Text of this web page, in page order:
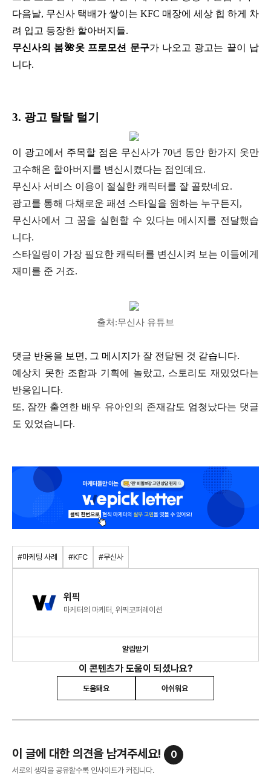
다음날, 무신사 택배가 쌓이는 KFC 매장에 세상 힙 하게 차
려 입고 등장한 할아버지들.
무신사의 봄🌺옷 프로모션 문구가 나오고 광고는 끝이 납
니다.
3. 광고 탈탈 털기
이 광고에서 주목할 점은 무신사가 70년 동안 한가지 옷만
고수해온 할아버지를 변신시켰다는 점인데요.
무신사 서비스 이용이 절실한 캐릭터를 잘 골랐네요.
광고를 통해 다채로운 패션 스타일을 원하는 누구든지,
무신사에서 그 꿈을 실현할 수 있다는 메시지를 전달했습
니다.
스타일링이 가장 필요한 캐릭터를 변신시켜 보는 이들에게
재미를 준 거죠.
출처:무신사 유튜브
댓글 반응을 보면, 그 메시지가 잘 전달된 것 같습니다.
예상치 못한 조합과 기획에 놀랐고, 스토리도 재밌었다는
반응입니다.
또, 잠깐 출연한 배우 유아인의 존재감도 엄청났다는 댓글
도 있었습니다.
#마케팅 사례 #KFC #무신사
위픽
마케터의 마케터, 위픽코퍼레이션
알림받기
이 콘텐츠가 도움이 되셨나요?
도움돼요 아쉬워요
이 글에 대한 의견을 남겨주세요! 0
서로의 생각을 공유할수록 인사이트가 커집니다.